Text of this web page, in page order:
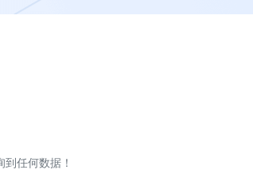
到任何数据！